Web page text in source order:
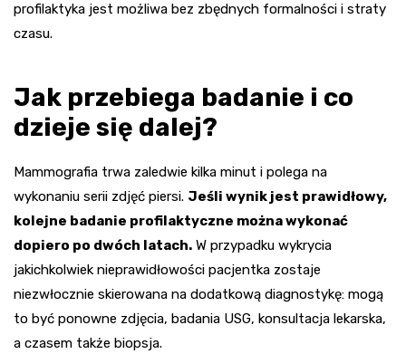
profilaktyka jest możliwa bez zbędnych formalności i straty
czasu.
Jak przebiega badanie i co
dzieje się dalej?
Mammografia trwa zaledwie kilka minut i polega na
wykonaniu serii zdjęć piersi. Jeśli wynik jest prawidłowy,
kolejne badanie profilaktyczne można wykonać
dopiero po dwóch latach. W przypadku wykrycia
jakichkolwiek nieprawidłowości pacjentka zostaje
niezwłocznie skierowana na dodatkową diagnostykę: mogą
to być ponowne zdjęcia, badania USG, konsultacja lekarska,
a czasem także biopsja.